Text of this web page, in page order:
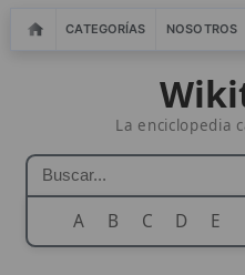
CATEGORÍAS NOSOTROS
La enciclopedia
A B C D E F